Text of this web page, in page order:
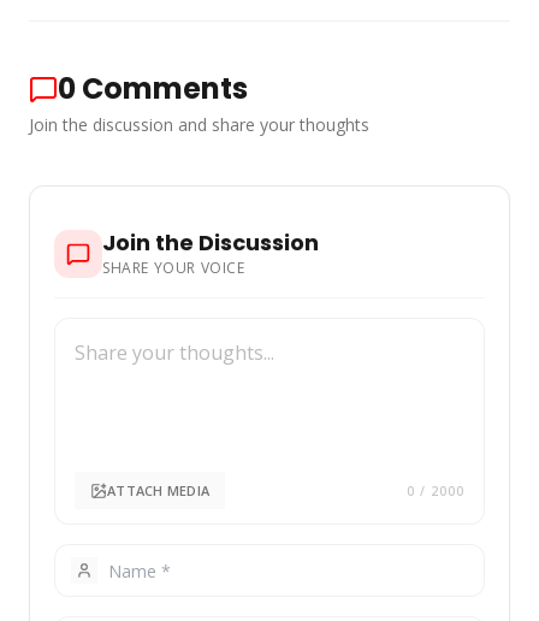
0Comments
Join the discussion and share your thoughts
Join the Discussion
SHARE YOUR VOICE
ATTACH MEDIA 0 / 2000